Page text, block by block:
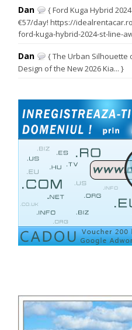
Dan
{ Ford Kuga Hybrid
€57/day! https://
ford-kuga-hybrid-2024-st-line-
Dan
{ The Urban Silhouette
Design of the New 2026 Kia... }